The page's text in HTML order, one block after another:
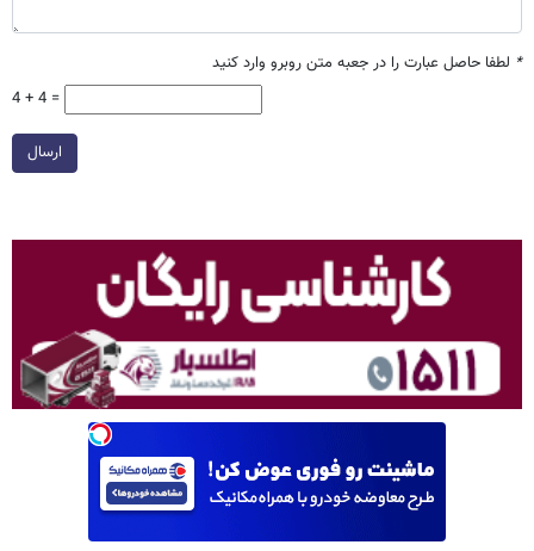
* لطفا حاصل عبارت را در جعبه متن روبرو وارد کنید
4 + 4 =
ارسال